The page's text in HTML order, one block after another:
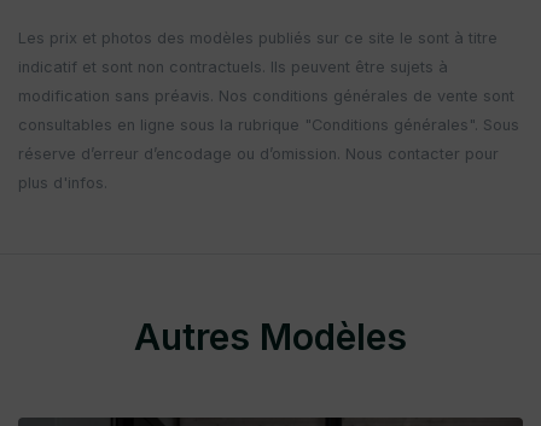
Les prix et photos des modèles publiés sur ce site le sont à titre
indicatif et sont non contractuels. Ils peuvent être sujets à
modification sans préavis. Nos conditions générales de vente sont
consultables en ligne sous la rubrique "Conditions générales". Sous
réserve d’erreur d’encodage ou d’omission. Nous contacter pour
plus d'infos.
Autres Modèles